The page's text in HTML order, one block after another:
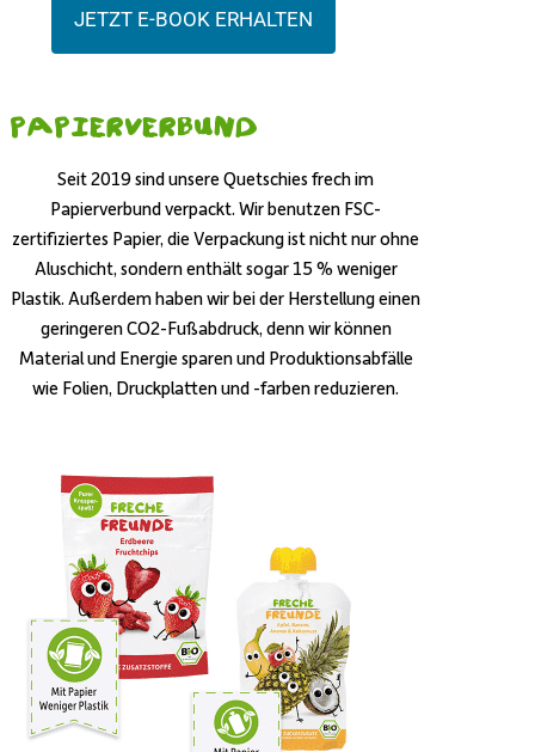
JETZT E-BOOK ERHALTEN
Papierverbund
Seit 2019 sind unsere Quetschies frech im
Papierverbund verpackt. Wir benutzen FSC-
zertifiziertes Papier, die Verpackung ist nicht nur ohne
Aluschicht, sondern enthält sogar 15 % weniger
Plastik. Außerdem haben wir bei der Herstellung einen
geringeren CO2-Fußabdruck, denn wir können
Material und Energie sparen und Produktionsabfälle
wie Folien, Druckplatten und -farben reduzieren.